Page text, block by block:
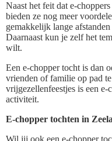
Naast het feit dat e-
bieden ze nog meer
gemakkelijk lange
Daarnaast kun je zelf het
wilt.
Een e-chopper tocht is dan
vrienden of familie op pad
vrijgezellenfeestjes is een
activiteit.
E-chopper tochten in